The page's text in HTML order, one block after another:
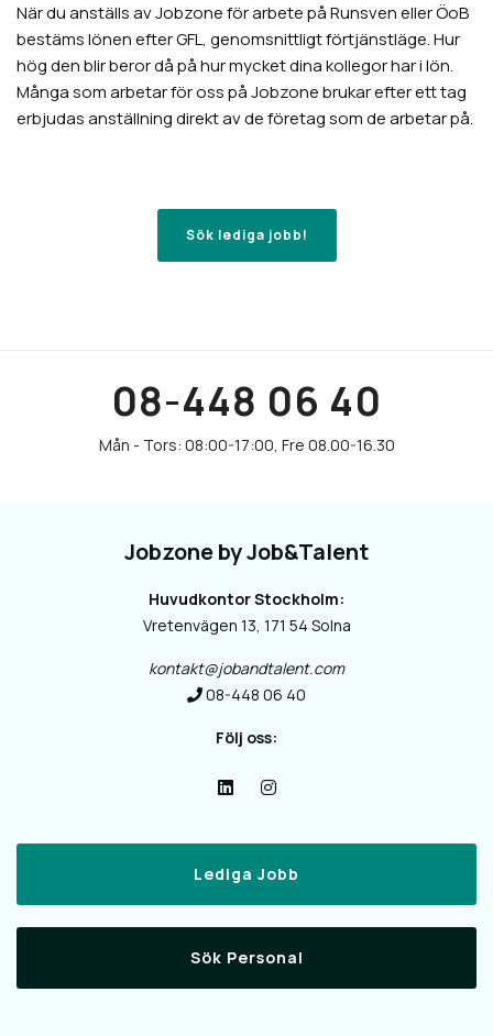
När du anställs av Jobzone för arbete på Runsven eller ÖoB
bestäms lönen efter GFL, genomsnittligt förtjänstläge. Hur
hög den blir beror då på hur mycket dina kollegor har i lön.
Många som arbetar för oss på Jobzone brukar efter ett tag
erbjudas anställning direkt av de företag som de arbetar på.
Sök lediga jobb!
08-448 06 40
Jobzone by Job&Talent
Huvudkontor Stockholm:
Vretenvägen 13, 171 54 Solna
kontakt@jobandtalent.com
08-448 06 40
Följ oss:
Lediga Jobb
Sök Personal